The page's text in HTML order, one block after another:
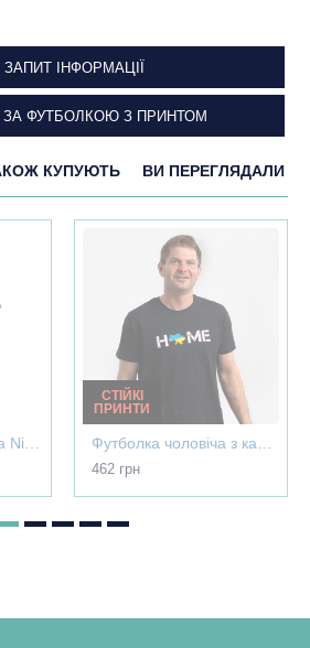
ЗАПИТ ІНФОРМАЦІЇ
ЗА ФУТБОЛКОЮ З ПРИНТОМ
КУПУЮТЬ ВИ ПЕРЕГЛЯДАЛИ
СТІЙКІ
ПРИНТИ
462 грн